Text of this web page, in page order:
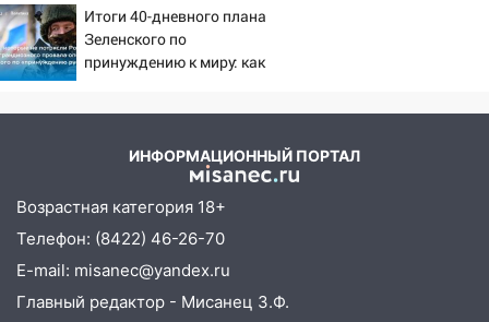
13:35
Непогода продолжает бить по
транспорту: в Ульяновске трамвай
сошёл с рельсов
Непогода в Ульяновске не
сохранятся 9 августа
13:15
житель Вешкаймского района похитил у
знакомого 191 тысячу рублей
девочку с игрушкой
Итоги 40-дневного плана
Зеленского по
принуждению к миру: как
ИНФОРМАЦИОННЫЙ ПОРТАЛ
Возрастная категория 18+
Телефон: (8422) 46-26-70
E-mail: misanec@yandex.ru
Главный редактор - Мисанец З.Ф.